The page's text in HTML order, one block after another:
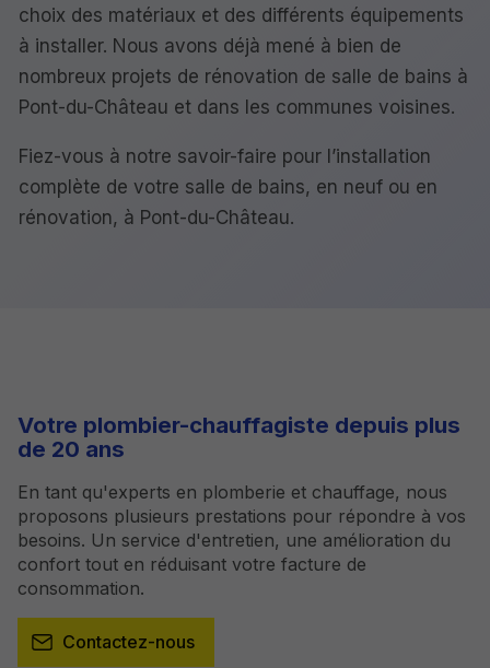
choix des matériaux et des différents équipements
à installer. Nous avons déjà mené à bien de
nombreux projets de rénovation de salle de bains à
Pont-du-Château et dans les communes voisines.
Fiez-vous à notre savoir-faire pour l’installation
complète de votre salle de bains, en neuf ou en
rénovation, à Pont-du-Château.
Votre plombier-chauffagiste depuis plus
de 20 ans
En tant qu'experts en plomberie et chauffage, nous
proposons plusieurs prestations pour répondre à vos
besoins. Un service d'entretien, une amélioration du
confort tout en réduisant votre facture de
consommation.
Contactez-nous